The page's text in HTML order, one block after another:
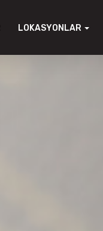
LOKASYONLAR